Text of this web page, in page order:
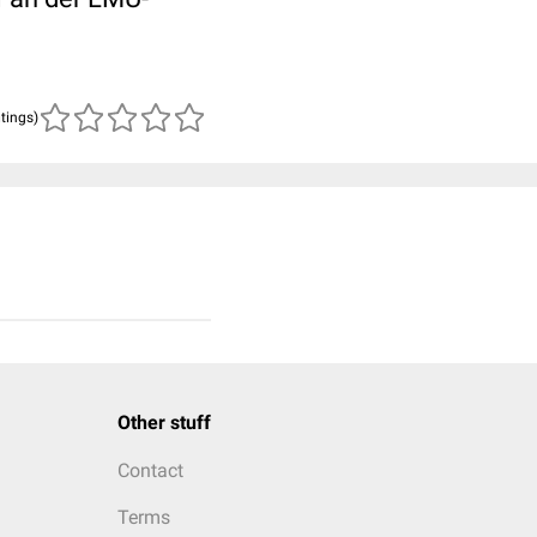
Other stuff
Contact
Terms